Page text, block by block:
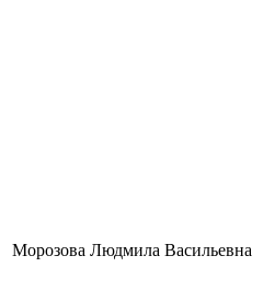
Морозова Людмила Васильевна